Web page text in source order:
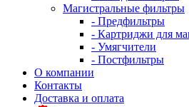
Магистральные фильтры
- Предфильтры
- Картриджи для
- Умягчители
- Постфильтры
О компании
Контакты
Доставка и оплата